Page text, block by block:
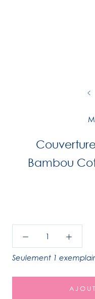
Bambou
Seulement 1